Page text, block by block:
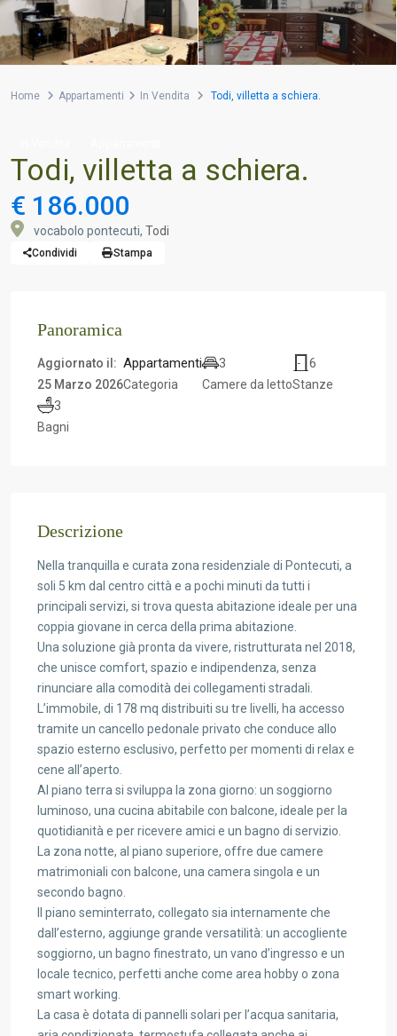
Home Appartamenti In Vendita Todi, villetta a schiera.
Todi, villetta a schiera.
€ 186.000
vocabolo pontecuti, Todi
Condividi Stampa
Panoramica
Aggiornato il:
25 Marzo 2026
Appartamenti
Categoria
3
Camere da letto
6
Stanze
3
Bagni
Descrizione
Nella tranquilla e curata zona residenziale di Pontecuti, a
soli 5 km dal centro città e a pochi minuti da tutti i
principali servizi, si trova questa abitazione ideale per una
coppia giovane in cerca della prima abitazione.
Una soluzione già pronta da vivere, ristrutturata nel 2018,
che unisce comfort, spazio e indipendenza, senza
rinunciare alla comodità dei collegamenti stradali.
L’immobile, di 178 mq distribuiti su tre livelli, ha accesso
tramite un cancello pedonale privato che conduce allo
spazio esterno esclusivo, perfetto per momenti di relax e
cene all’aperto.
Al piano terra si sviluppa la zona giorno: un soggiorno
luminoso, una cucina abitabile con balcone, ideale per la
quotidianità e per ricevere amici e un bagno di servizio.
La zona notte, al piano superiore, offre due camere
matrimoniali con balcone, una camera singola e un
secondo bagno.
Il piano seminterrato, collegato sia internamente che
dall’esterno, aggiunge grande versatilità: un accogliente
soggiorno, un bagno finestrato, un vano d’ingresso e un
locale tecnico, perfetti anche come area hobby o zona
smart working.
La casa è dotata di pannelli solari per l’acqua sanitaria,